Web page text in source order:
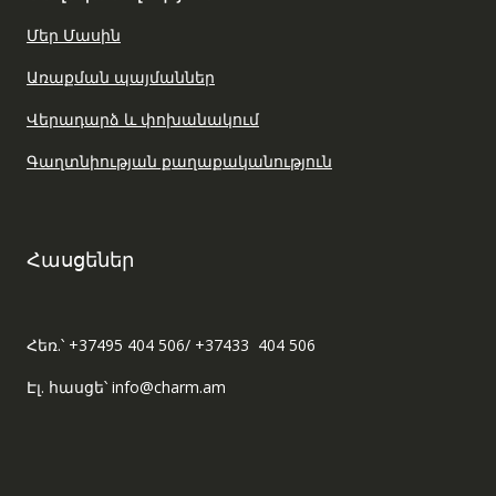
Մեր Մասին
Առաքման պայմաններ
Վերադարձ և փոխանակում
Գաղտնիության քաղաքականություն
Հասցեներ
Հեռ.՝ +37495 404 506/ +37433 404 506
Էլ. հասցե՝ info@charm.am